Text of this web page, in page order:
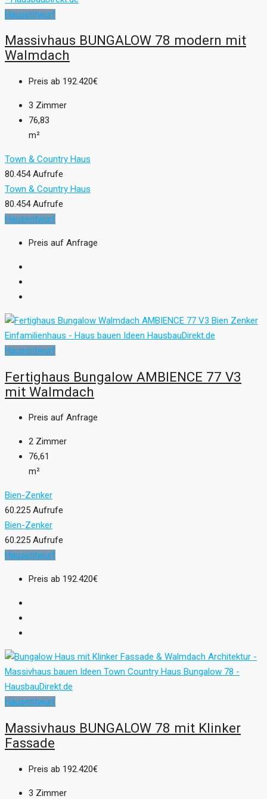
Hausentwurf
Massivhaus BUNGALOW 78 modern mit
Walmdach
Preis ab 192.420€
3 Zimmer
76,83
m²
Town & Country Haus
80.454 Aufrufe
Town & Country Haus
80.454 Aufrufe
Hausentwurf
Preis auf Anfrage
Hausentwurf
Fertighaus Bungalow AMBIENCE 77 V3
mit Walmdach
Preis auf Anfrage
2 Zimmer
76,61
m²
Bien-Zenker
60.225 Aufrufe
Bien-Zenker
60.225 Aufrufe
Hausentwurf
Preis ab 192.420€
Hausentwurf
Massivhaus BUNGALOW 78 mit Klinker
Fassade
Preis ab 192.420€
3 Zimmer